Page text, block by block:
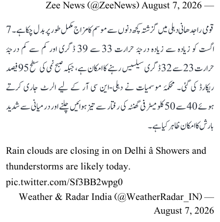
— Zee News (@ZeeNews)
August 7, 2026
قومی راجدھانی دہلی میں گزشتہ کچھ دنوں سے موسم کا مزاج مکمل طور پر بدل چکا ہے۔ 7
اگست کو زیادہ سے زیادہ درجۂ حرارت 33 سے 39 ڈگری اور کم سے کم درجۂ
حرارت 23 سے 32 ڈگری سیلسیس رہنے کا امکان ہے، جبکہ صبح نمی کی سطح 95 فیصد
ریکارڈ کی گئی۔ محکمۂ موسمیات نے دہلی-این سی آر کے لیے الرٹ جاری کرتے
ہوئے 40 سے 50 کلومیٹر فی گھنٹہ کی رفتار سے تیز ہوائیں چلنے اور درمیانی سے شدید
بارش کا امکان ظاہر کیا ہے۔
Rain clouds are closing in on Delhi â Showers and
thunderstorms are likely today.
pic.twitter.com/Sf3BB2wpg0
— Weather & Radar India (@WeatherRadar_IN)
August 7, 2026